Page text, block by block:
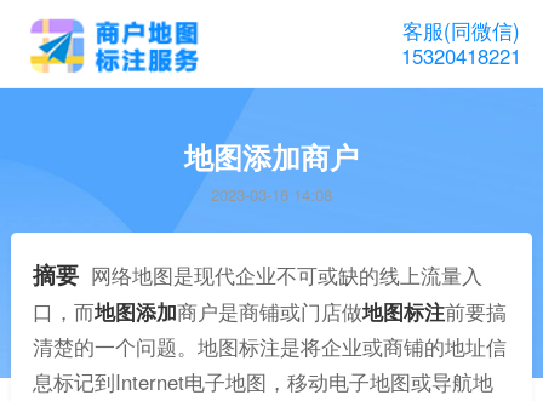
客服(同微信)
15320418221
地图添加商户
2023-03-16 14:08
摘要 网络地图是现代企业不可或缺的线上流量入
口，而地图添加商户是商铺或门店做地图标注前要搞
清楚的一个问题。地图标注是将企业或商铺的地址信
息标记到Internet电子地图，移动电子地图或导航地